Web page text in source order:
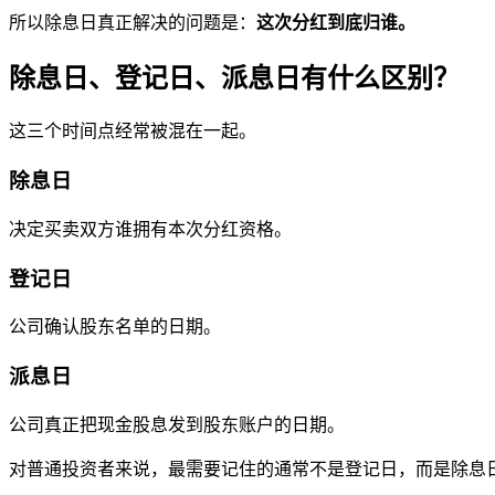
所以除息日真正解决的问题是： 这次分红到底归谁。
除息日、登记日、派息日有什么区别？
这三个时间点经常被混在一起。
除息日
决定买卖双方谁拥有本次分红资格。
登记日
公司确认股东名单的日期。
派息日
公司真正把现金股息发到股东账户的日期。
对普通投资者来说，最需要记住的通常不是登记日，而是除息